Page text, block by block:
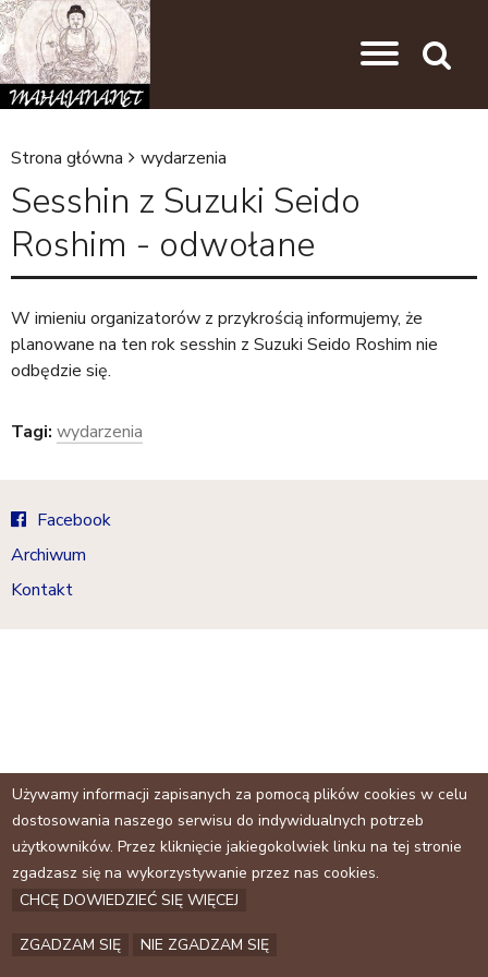
J
e
s
t
e
ś
u
j
Strona główna wydarzenia
Sesshin z Suzuki Seido
Roshim - odwołane
W imieniu organizatorów z przykrością informujemy, że
planowane na ten rok sesshin z Suzuki Seido Roshim nie
odbędzie się.
Tagi: wydarzenia
Facebook
Archiwum
Kontakt
Używamy informacji zapisanych za pomocą plików cookies w celu
dostosowania naszego serwisu do indywidualnych potrzeb
użytkowników. Przez kliknięcie jakiegokolwiek linku na tej stronie
zgadzasz się na wykorzystywanie przez nas cookies.
CHCĘ DOWIEDZIEĆ SIĘ WIĘCEJ
ZGADZAM SIĘ NIE ZGADZAM SIĘ